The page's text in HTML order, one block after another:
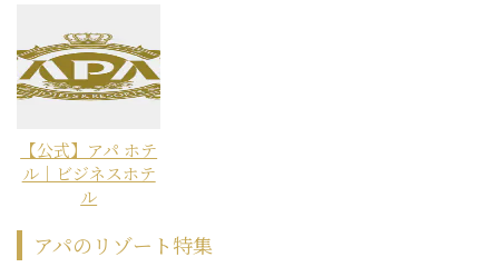
【公式】アパ ホテ
ル｜ビジネスホテ
ル
アパのリゾート特集